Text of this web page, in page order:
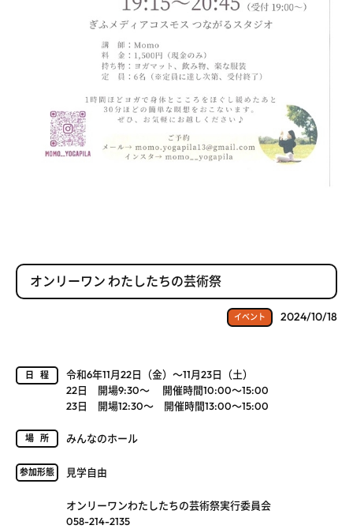
オンリーワン わたしたちの芸術祭
イベント 2024/10/18
日程
令和6年11月22日（金）～11月23日（土）
22日 開場9:30～ 開催時間10:00～15:00
23日 開場12:30～ 開催時間13:00～15:00
場所 みんなのホール
参加形態 見学自由
オンリーワンわたしたちの芸術祭実行委員会
058-214-2135